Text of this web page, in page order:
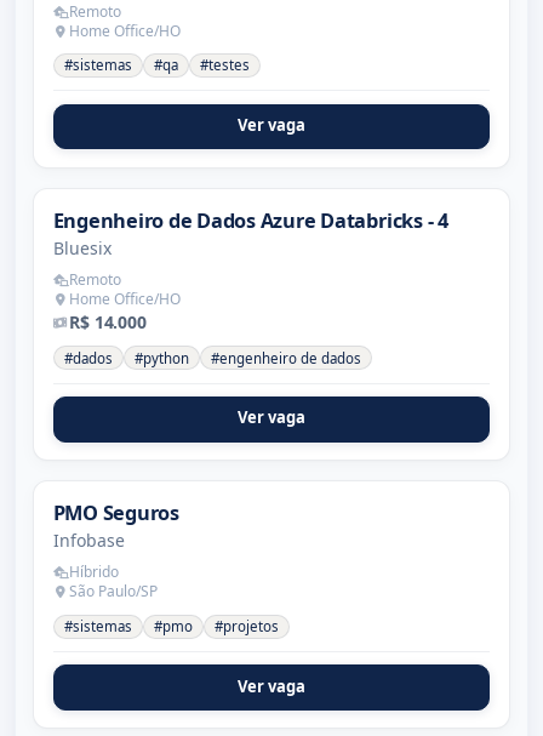
Remoto
Home Office/HO
#sistemas #qa #testes
Ver vaga
Engenheiro de Dados Azure Databricks - 4
Bluesix
Remoto
Home Office/HO
R$ 14.000
#dados #python #engenheiro de dados
Ver vaga
PMO Seguros
Infobase
Híbrido
São Paulo/SP
#sistemas #pmo #projetos
Ver vaga